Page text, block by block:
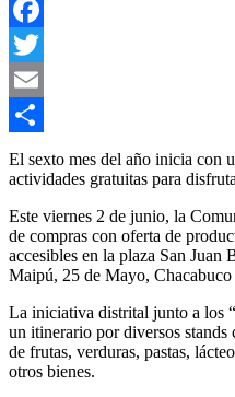
Facebook
Twitter
Email
Compartir
El sexto mes del año inicia con
actividades gratuitas para
Este viernes 2 de junio, la
de compras con oferta de
accesibles en la plaza San Juan
Maipú, 25 de Mayo,
La iniciativa distrital junto a los
un itinerario por diversos
de frutas, verduras, pastas,
otros bienes.